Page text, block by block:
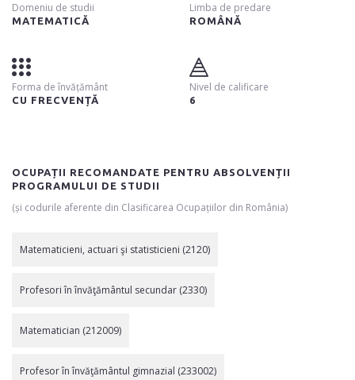
Domeniu de studii
MATEMATICĂ
Limba de predare
ROMÂNĂ
Forma de învățământ
CU FRECVENȚĂ
Nivel de calificare
6
OCUPAȚII RECOMANDATE PENTRU ABSOLVENȚII
PROGRAMULUI DE STUDII
(și codurile aferente din Clasificarea Ocupațiilor din România)
Matematicieni, actuari şi statisticieni (2120)
Profesori în învăţământul secundar (2330)
Matematician (212009)
Profesor în învăţământul gimnazial (233002)